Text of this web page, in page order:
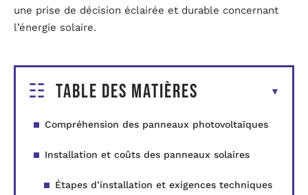
une prise de décision éclairée et durable concernant
l’énergie solaire.
Table des matières
Compréhension des panneaux photovoltaïques
Installation et coûts des panneaux solaires
Étapes d’installation et exigences techniques